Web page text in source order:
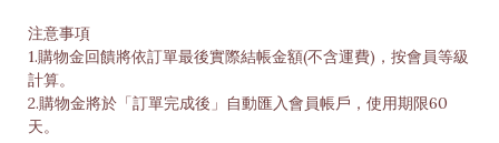
注意事項
1.購物金回饋將依訂單最後實際結帳金額(不含運費)，按會員等級
計算。
2.購物金將於「訂單完成後」自動匯入會員帳戶，使用期限60
天。